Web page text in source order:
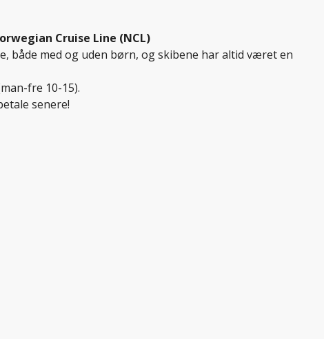
Cruise Line (NCL)
både med og uden børn, og skibene har altid været en
fre 10-15).
senere!